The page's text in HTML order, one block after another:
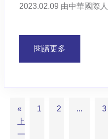
2023.02.09 由中華國際
閱讀更多
«
上
一
1 2 ... 3